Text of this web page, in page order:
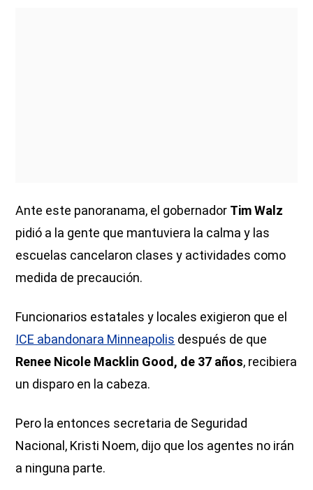
Ante este panoranama, el gobernador Tim Walz
pidió a la gente que mantuviera la calma y las
escuelas cancelaron clases y actividades como
medida de precaución.
Funcionarios estatales y locales exigieron que el
ICE abandonara Minneapolis después de que
Renee Nicole Macklin Good, de 37 años, recibiera
un disparo en la cabeza.
Pero la entonces secretaria de Seguridad
Nacional, Kristi Noem, dijo que los agentes no irán
a ninguna parte.